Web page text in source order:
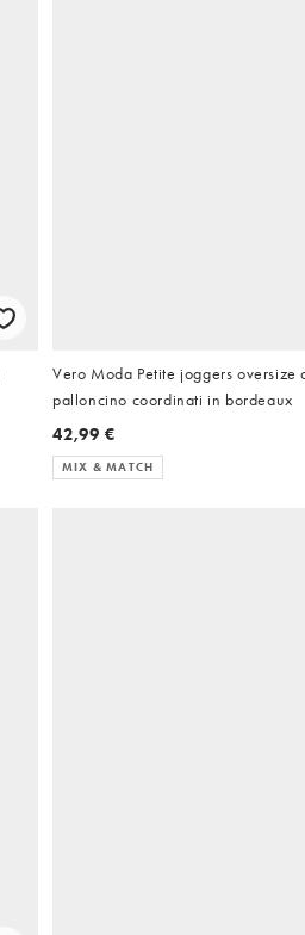
Vero Moda Petite joggers oversize
palloncino coordinati in bordeaux
42,99 €
MIX & MATCH